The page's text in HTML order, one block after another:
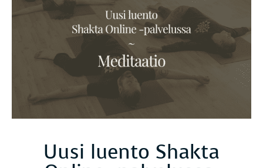
Uusi luento Shakta